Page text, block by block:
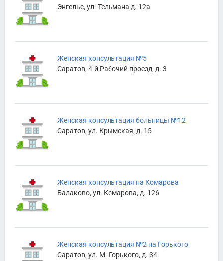
Энгельс, ул. Тельмана д. 12а
Женская консультация №5
Саратов, 4-й Рабочий проезд, д. 3
Женская консультация больницы №12
Саратов, ул. Крымская, д. 15
Женская консультация на Комарова
Балаково, ул. Комарова, д. 126
Женская консультация №2 на Горького
Саратов, ул. М. Горького, д. 34